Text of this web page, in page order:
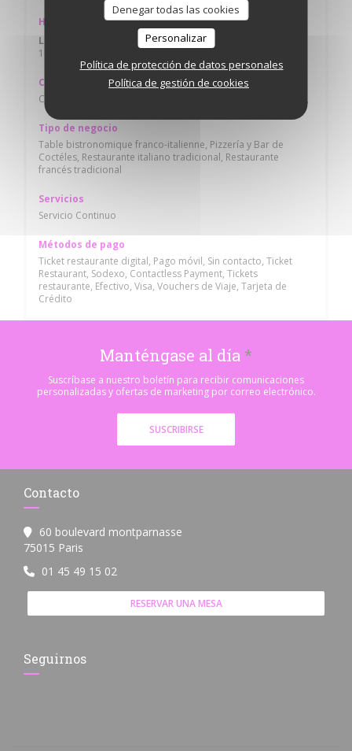
Denegar todas las cookies
Personalizar
Política de protección de datos personales
Política de gestión de cookies
Horario de apertura
Lun
10:00 - 01:00
Cocina
Comida italiana fresca, Franco-italiana, Francesa Tradicional,
Tipo de negocio
Table bistronomique franco-italienne, Pizzería y Bar de
Coctéles, Restaurante italiano tradicional, Restaurante
francés tradicional
Servicios
Servicio Continuo
Métodos de pago
Ticket restaurante digital, Pago móvil, Sin contacto, Ticket
Restaurant, Sodexo, Contactless Payment, Tickets
restaurante, Efectivo, Visa, Vouchers de Viaje, Tarjeta de
Crédito
Manténgase al día *
Suscríbase a nuestro boletín para recibir comunicaciones
personalizadas y ofertas de marketing por correo electrónico.
SUSCRIBIRSE
Contacto
60 boulevard montparnasse
75015 Paris
01 45 49 15 02
RESERVAR UNA MESA
Seguirnos